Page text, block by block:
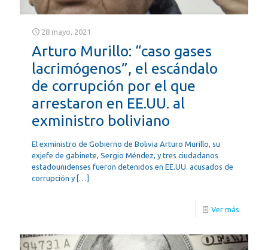
28 mayo, 2021
Arturo Murillo: “caso gases
lacrimógenos”, el escándalo
de corrupción por el que
arrestaron en EE.UU. al
exministro boliviano
El exministro de Gobierno de Bolivia Arturo Murillo, su
exjefe de gabinete, Sergio Méndez, y tres ciudadanos
estadounidenses fueron detenidos en EE.UU. acusados de
corrupción y […]
Ver más